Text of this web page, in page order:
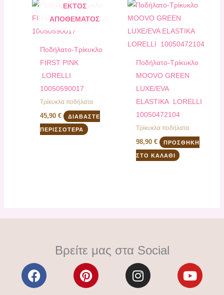
ΕΚΤΌΣ
ΑΠΟΘΈΜΑΤΟΣ
Ποδήλατο-Τρίκυκλο
FIRST PINK
LORELLI
10050590017
Τρίκυκλα ποδήλατα
45,90€ ΔΙΑΒΆΣΤΕ
ΠΕΡΙΣΣΌΤΕΡΑ
Ποδήλατο-Τρίκυκλο
MOOVO GREEN
LUXE/EVA
ELASTIKA LORELLI
10050472104
Τρίκυκλα ποδήλατα
98,90 € ΠΡΟΣΘΉΚΗ
ΣΤΟ ΚΑΛΆΘΙ
Βρείτε μας στα Social
F
a
P
i
I
n
Y
o